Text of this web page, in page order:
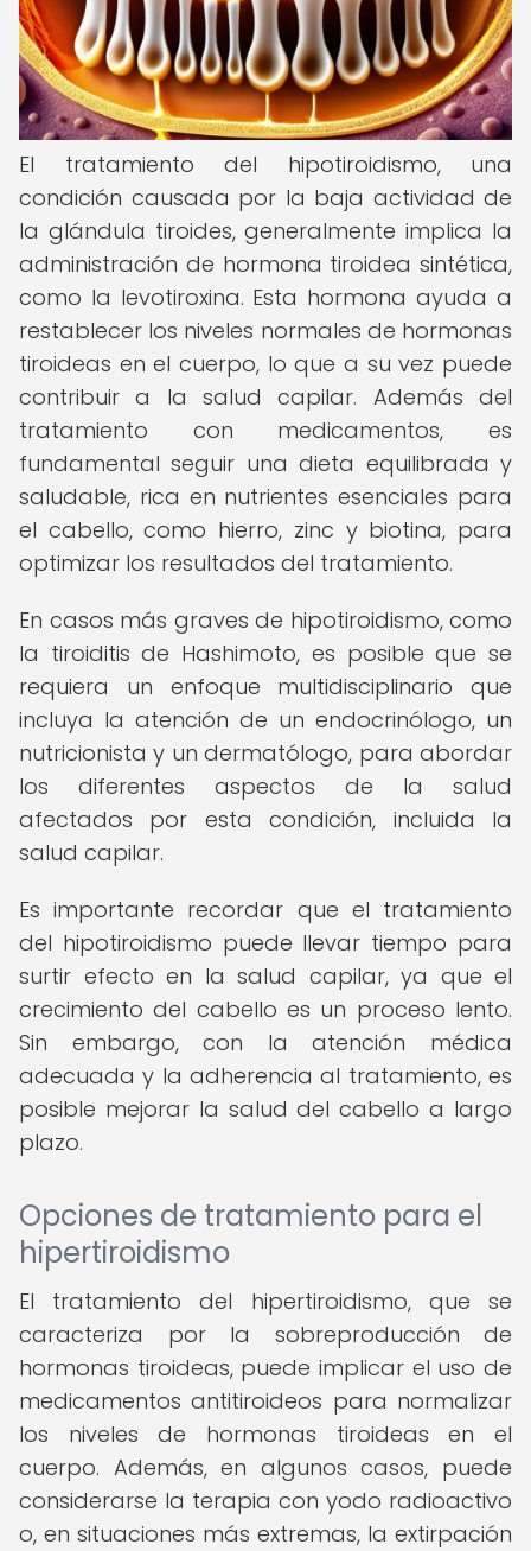
El tratamiento del hipotiroidismo, una
condición causada por la baja actividad de
la glándula tiroides, generalmente implica la
administración de hormona tiroidea sintética,
como la levotiroxina. Esta hormona ayuda a
restablecer los niveles normales de hormonas
tiroideas en el cuerpo, lo que a su vez puede
contribuir a la salud capilar. Además del
tratamiento con medicamentos, es
fundamental seguir una dieta equilibrada y
saludable, rica en nutrientes esenciales para
el cabello, como hierro, zinc y biotina, para
optimizar los resultados del tratamiento.
En casos más graves de hipotiroidismo, como
la tiroiditis de Hashimoto, es posible que se
requiera un enfoque multidisciplinario que
incluya la atención de un endocrinólogo, un
nutricionista y un dermatólogo, para abordar
los diferentes aspectos de la salud
afectados por esta condición, incluida la
salud capilar.
Es importante recordar que el tratamiento
del hipotiroidismo puede llevar tiempo para
surtir efecto en la salud capilar, ya que el
crecimiento del cabello es un proceso lento.
Sin embargo, con la atención médica
adecuada y la adherencia al tratamiento, es
posible mejorar la salud del cabello a largo
plazo.
Opciones de tratamiento para el
hipertiroidismo
El tratamiento del hipertiroidismo, que se
caracteriza por la sobreproducción de
hormonas tiroideas, puede implicar el uso de
medicamentos antitiroideos para normalizar
los niveles de hormonas tiroideas en el
cuerpo. Además, en algunos casos, puede
considerarse la terapia con yodo radioactivo
o, en situaciones más extremas, la extirpación